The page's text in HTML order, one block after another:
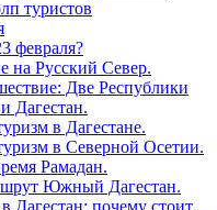
туристов
февраля?
на Русский Север.
Две Республики
Дагестан.
в Дагестане.
в Северной Осетии.
Рамадан.
Южный Дагестан.
Дагестан: почему стоит